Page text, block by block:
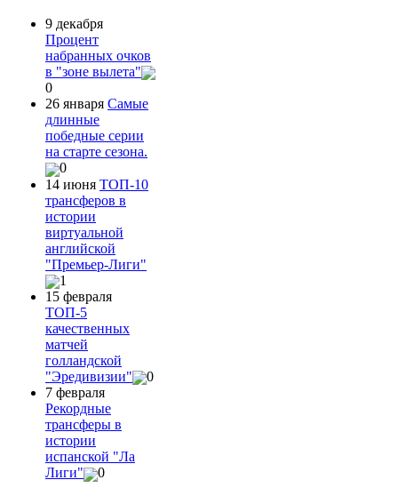
9 декабря
Процент
набранных очков
в "зоне вылета"
0
26 января Самые
длинные
победные серии
на старте сезона.
0
14 июня ТОП-10
трансферов в
истории
виртуальной
английской
"Премьер-Лиги"
1
15 февраля
ТОП-5
качественных
матчей
голландской
"Эредивизии"
0
7 февраля
Рекордные
трансферы в
истории
испанской "Ла
Лиги"
0